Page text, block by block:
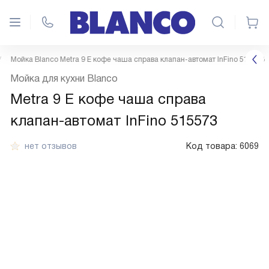
Мойка Blanco Metra 9 E кофе чаша справа клапан-автомат InFino 515573
нет отзывов Код товара: 6069
Мойка для кухни Blanco
Metra 9 E кофе чаша справа
клапан-автомат InFino 515573